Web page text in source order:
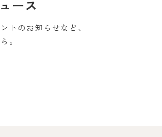
ース
トのお知らせなど、
。